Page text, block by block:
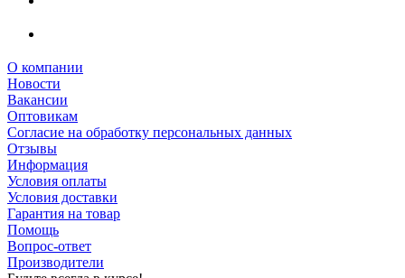
О компании
Новости
Вакансии
Оптовикам
Cогласие на обработку персональных данных
Отзывы
Информация
Условия оплаты
Условия доставки
Гарантия на товар
Помощь
Вопрос-ответ
Производители